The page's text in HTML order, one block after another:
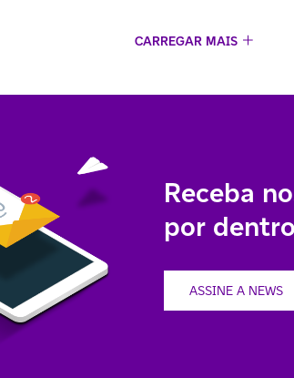
CARREGAR MAIS
Receba
por
ASSINE A NEWS